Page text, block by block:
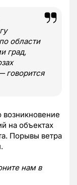
области
град,
говорится
на объектах
Порывы ветра
нам в